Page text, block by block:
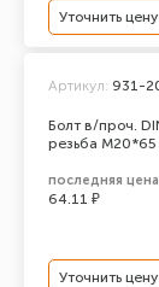
Уточнить цену
Болт в/проч.
резьба М20*65
Артикул: 931-
последняя
64.11 ₽
Уточнить цену